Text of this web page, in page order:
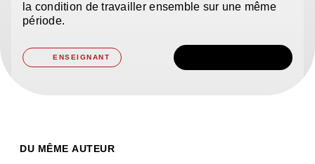
la condition de travailler ensemble sur une même
période.
ENSEIGNANT
DU MÊME AUTEUR